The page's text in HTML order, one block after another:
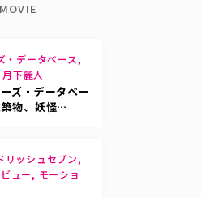
MOVIE
・データベース,
下麗人
ーズ・データベー
物、妖怪…
リッシュセブン,
ュー, モーショ